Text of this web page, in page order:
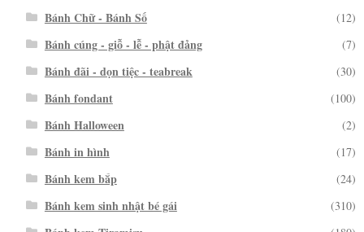
Bánh Chữ - Bánh Số (12)
Bánh cúng - giỗ - lễ - phật đảng (7)
Bánh đãi - dọn tiệc - teabreak (30)
Bánh fondant (100)
Bánh Halloween (2)
Bánh in hình (17)
Bánh kem bắp (24)
Bánh kem sinh nhật bé gái (310)